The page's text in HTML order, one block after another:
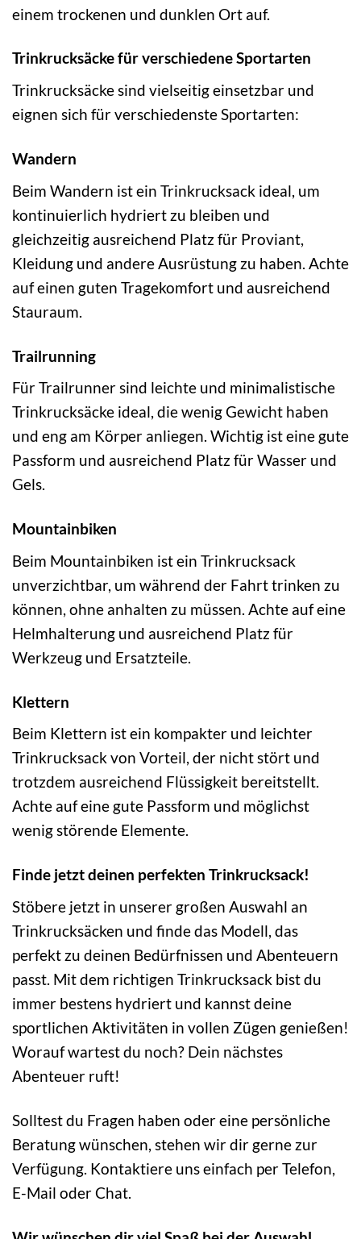
einem trockenen und dunklen Ort auf.
Trinkrucksäcke für verschiedene Sportarten
Trinkrucksäcke sind vielseitig einsetzbar und
eignen sich für verschiedenste Sportarten:
Wandern
Beim Wandern ist ein Trinkrucksack ideal, um
kontinuierlich hydriert zu bleiben und
gleichzeitig ausreichend Platz für Proviant,
Kleidung und andere Ausrüstung zu haben. Achte
auf einen guten Tragekomfort und ausreichend
Stauraum.
Trailrunning
Für Trailrunner sind leichte und minimalistische
Trinkrucksäcke ideal, die wenig Gewicht haben
und eng am Körper anliegen. Wichtig ist eine gute
Passform und ausreichend Platz für Wasser und
Gels.
Mountainbiken
Beim Mountainbiken ist ein Trinkrucksack
unverzichtbar, um während der Fahrt trinken zu
können, ohne anhalten zu müssen. Achte auf eine
Helmhalterung und ausreichend Platz für
Werkzeug und Ersatzteile.
Klettern
Beim Klettern ist ein kompakter und leichter
Trinkrucksack von Vorteil, der nicht stört und
trotzdem ausreichend Flüssigkeit bereitstellt.
Achte auf eine gute Passform und möglichst
wenig störende Elemente.
Finde jetzt deinen perfekten Trinkrucksack!
Stöbere jetzt in unserer großen Auswahl an
Trinkrucksäcken und finde das Modell, das
perfekt zu deinen Bedürfnissen und Abenteuern
passt. Mit dem richtigen Trinkrucksack bist du
immer bestens hydriert und kannst deine
sportlichen Aktivitäten in vollen Zügen genießen!
Worauf wartest du noch? Dein nächstes
Abenteuer ruft!
Solltest du Fragen haben oder eine persönliche
Beratung wünschen, stehen wir dir gerne zur
Verfügung. Kontaktiere uns einfach per Telefon,
E-Mail oder Chat.